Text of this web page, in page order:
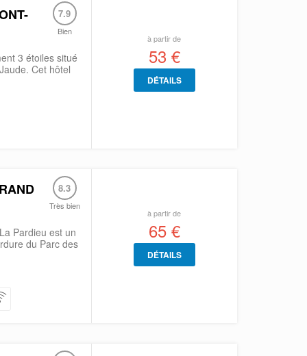
7.9
Bien
3 étoiles situé
Cet hôtel
à partir de
53 €
DÉTAILS
8.3
Très bien
Pardieu est un
du Parc des
à partir de
65 €
DÉTAILS